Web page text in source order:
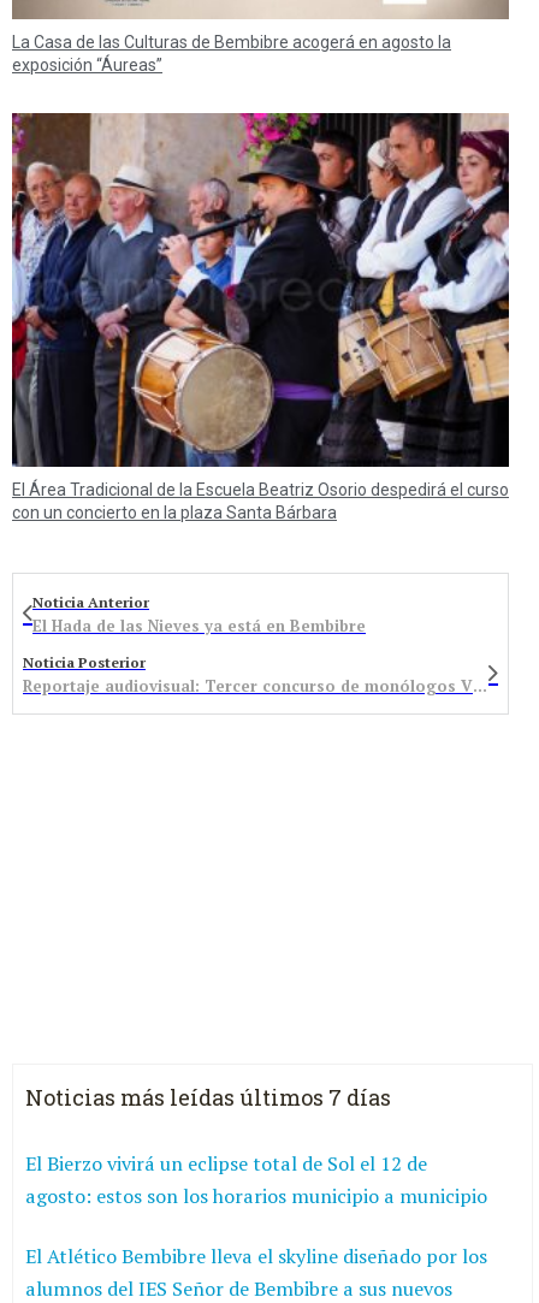
La Casa de las Culturas de Bembibre acogerá en agosto la
exposición “Áureas”
El Área Tradicional de la Escuela Beatriz Osorio despedirá el curso
con un concierto en la plaza Santa Bárbara
Noticia Anterior
El Hada de las Nieves ya está en Bembibre
Noticia Posterior
Reportaje audiovisual: Tercer concurso de monólogos Villla de Bembibre
Noticias más leídas últimos 7 días
El Bierzo vivirá un eclipse total de Sol el 12 de
agosto: estos son los horarios municipio a municipio
El Atlético Bembibre lleva el skyline diseñado por los
alumnos del IES Señor de Bembibre a sus nuevos